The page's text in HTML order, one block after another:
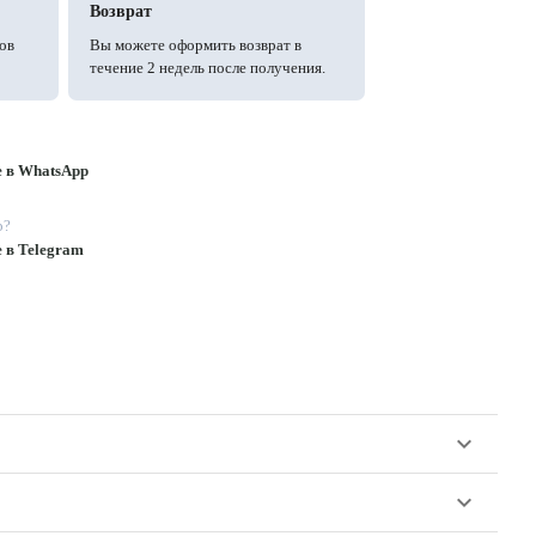
Возврат
Вы можете оформить возврат в
течение 2 недель после получения.
в WhatsApp
в Telegram
keyboard_arrow_down
keyboard_arrow_down